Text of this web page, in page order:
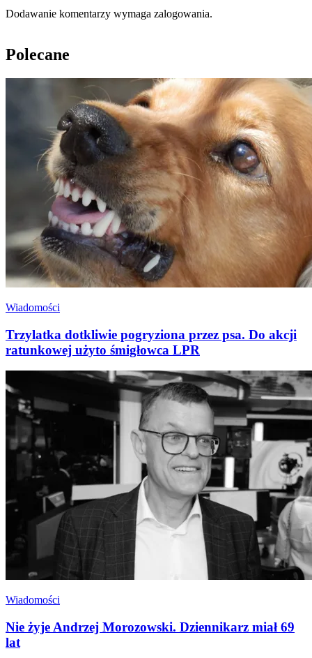
Dodawanie komentarzy wymaga zalogowania.
Polecane
Wiadomości
Trzylatka dotkliwie pogryziona przez psa. Do akcji
ratunkowej użyto śmigłowca LPR
Wiadomości
Nie żyje Andrzej Morozowski. Dziennikarz miał 69
lat